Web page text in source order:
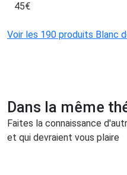
45€
Voir les 190 produits Blanc
Dans la même
Faites la connaissance
et qui devraient vous plaire